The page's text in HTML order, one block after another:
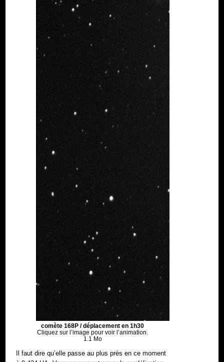
comète 168P / déplacement en 1h30
Cliquez sur l’image pour voir l’animation.
1.1 Mo
Il faut dire qu’elle passe au plus près en ce moment